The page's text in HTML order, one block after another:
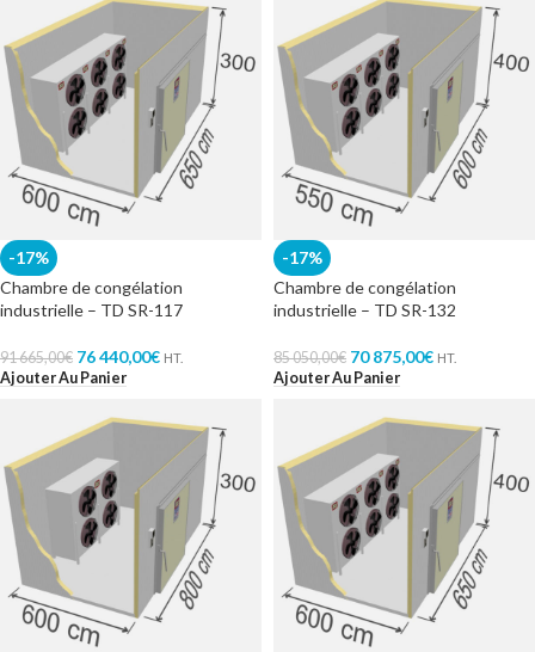
-17%
Chambre de congélation
industrielle – TD SR-117
91 665,00€ 76 440,00€ HT.
Ajouter Au Panier
-17%
Chambre de congélation
industrielle – TD SR-132
85 050,00€ 70 875,00€ HT.
Ajouter Au Panier